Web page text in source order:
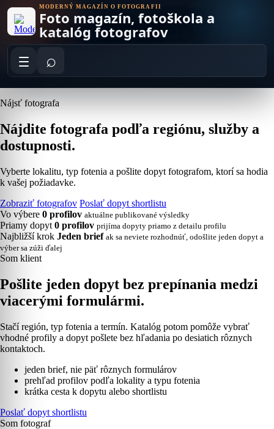
content
MODERNÝ MAGAZÍN O FOTOGRAFII
Foto magazín, fotoškola a
katalóg fotografov
⌕
Nájsť fotografa
Nájdite fotografa podľa regiónu, služby a
dostupnosti.
Vyberte lokalitu, typ fotenia a pošlite dopyt fotografom, ktorí sa hodia
k vašej požiadavke.
Zobraziť fotografov Poslať dopyt shortlistu
Vo výbere 0 profilov aktuálne publikované výsledky
Priamy dopyt 0 profilov prijíma dopyty priamo z detailu profilu
Najbližší krok Jeden brief ak sa neviete rozhodnúť, odošlite jeden dopyt a
výber sa zúži ďalej
Som klient
Pošlite jeden dopyt bez prepínania medzi
viacerými formulármi.
Stačí región, typ fotenia a termín. Katalóg potom pomôže vybrať
vhodné profily a dopyt pošlete bez hľadania po desiatich rôznych
kontaktoch.
jeden brief, nie päť rôznych formulárov
prehľad profilov podľa lokality a typu fotenia
krátka cesta k dopytu alebo shortlistu
Poslať dopyt shortlistu
Som fotograf